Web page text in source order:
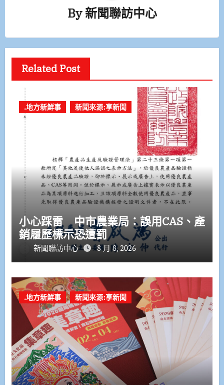
By新聞聯訪中心
Related Post
.地方新鮮事 新聞來源:享新聞
小心踩雷 中市農業局：誤用CAS、產
銷履歷標示恐遭罰
新聞聯訪中心 8 月 8, 2026
.地方新鮮事 新聞來源:享新聞